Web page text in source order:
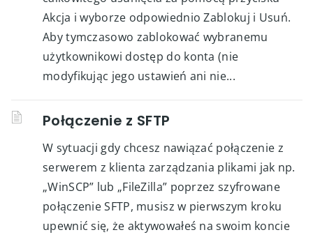
Akcja i wyborze odpowiednio Zablokuj i Usuń.
Aby tymczasowo zablokować wybranemu
użytkownikowi dostęp do konta (nie
modyfikując jego ustawień ani nie...
Połączenie z SFTP
W sytuacji gdy chcesz nawiązać połączenie z
serwerem z klienta zarządzania plikami jak np.
„WinSCP” lub „FileZilla” poprzez szyfrowane
połączenie SFTP, musisz w pierwszym kroku
upewnić się, że aktywowałeś na swoim koncie